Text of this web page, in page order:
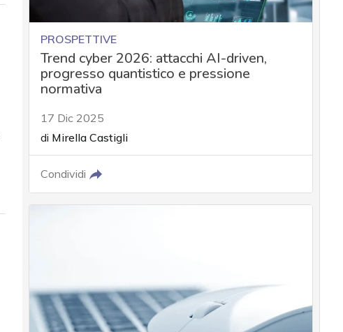
PROSPETTIVE
Trend cyber 2026: attacchi AI-driven,
progresso quantistico e pressione
normativa
17 Dic 2025
di Mirella Castigli
Condividi